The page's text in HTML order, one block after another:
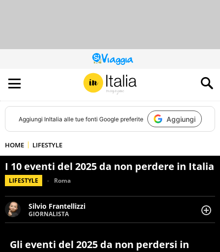
QUESTO
SITO
CONTRIBUISCE
ALL’AUDIENCE
DI
Aggiungi InItalia alle tue fonti Google preferite Aggiungi
HOME LIFESTYLE
I 10 eventi del 2025 da non perdere in Italia
LIFESTYLE Roma
Silvio Frantellizzi
GIORNALISTA
Giornalista pubblicista. Da oltre dieci anni si occupa di
cronaca, motori, spettacolo e videogame.
Gli eventi del 2025 da non perdersi in